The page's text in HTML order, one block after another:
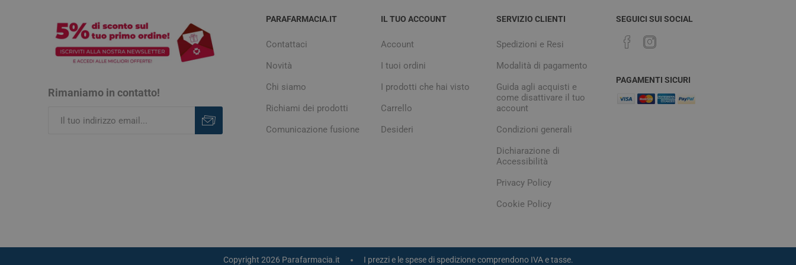
Rimaniamo in contatto!
PARAFARMACIA.IT
Contattaci
Novità
Chi siamo
Richiami dei prodotti
Comunicazione fusione
IL TUO ACCOUNT
Account
I tuoi ordini
I prodotti che hai visto
Carrello
Desideri
SERVIZIO CLIENTI
Spedizioni e Resi
Modalità di pagamento
Guida agli acquisti e
come disattivare il tuo
account
Condizioni generali
Dichiarazione di
Accessibilità
Privacy Policy
Cookie Policy
SEGUICI SUI SOCIAL
PAGAMENTI SICURI
Copyright 2026 Parafarmacia.it I prezzi e le spese di spedizione comprendono IVA e tasse.